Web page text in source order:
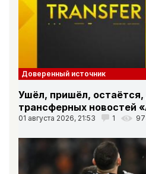
Доверенный источник
Ушёл, пришёл,
трансферных новостей
01 августа 2026, 21:53 1